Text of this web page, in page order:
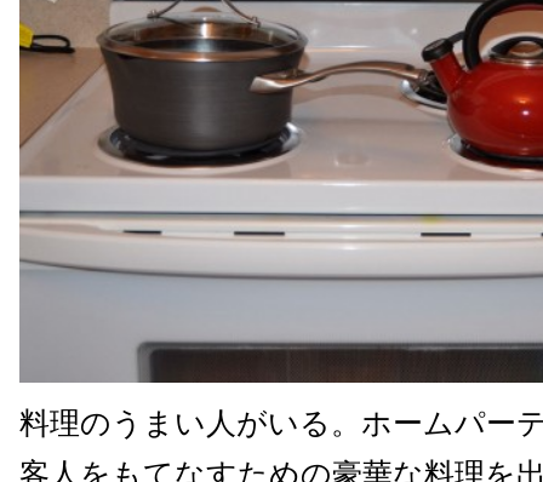
料理のうまい人がいる。ホームパー
客人をもてなすための豪華な料理を